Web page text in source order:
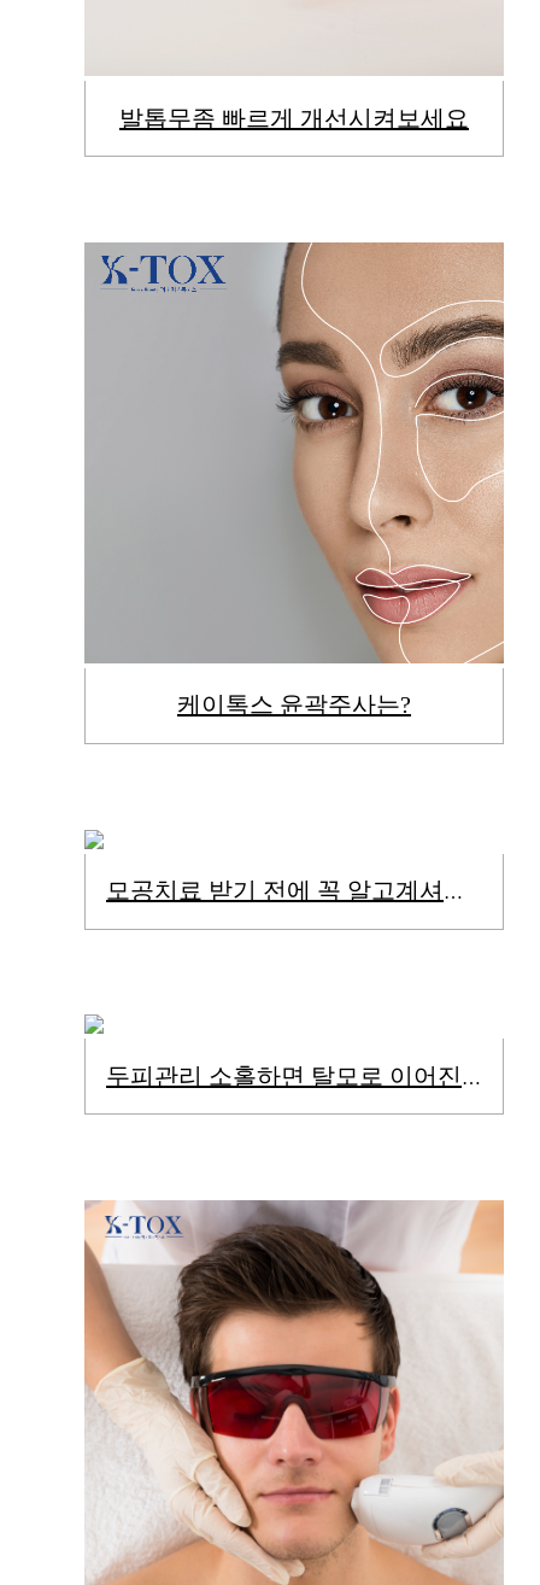
발톱무좀 빠르게 개선시켜보세요
케이톡스 윤곽주사는?
모공치료 받기 전에 꼭 알고계셔야 합니다.
두피관리 소홀하면 탈모로 이어진다.